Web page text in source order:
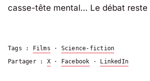
casse-tête mental… Le débat reste
Tags : Films · Science-fiction
Partager : X· Facebook · LinkedIn